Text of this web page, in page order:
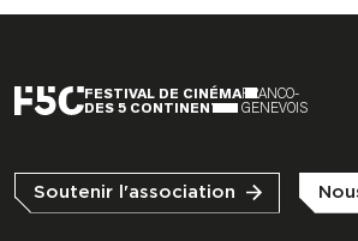
FESTIVAL DE CINÉMA
DES 5 CONTINENTS
FRANCO-
GENEVOIS
Soutenir l'association